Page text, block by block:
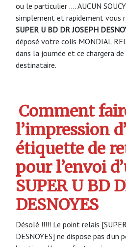
ou le particulier …. AUCUN
simplement et rapidement vous
SUPER U BD DR JOSEPH
déposé votre colis MONDIAL
dans la journée et ce chargera
destinataire.
Comment
l’impression
étiquette de
pour l’envoi
SUPER U BD
DESNOYES
Désolé !!!!! Le point relais
DESNOYES] ne dispose pas d’un